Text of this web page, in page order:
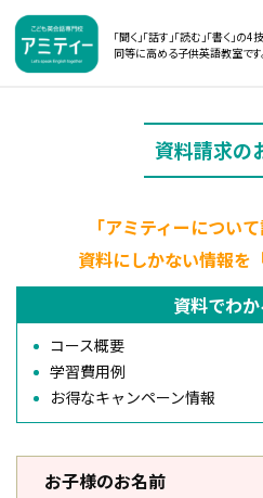
「聞く」「話す」「読む」「書く」の4
同等に高める子供英語教室です
資料請求の
「アミティーについ
資料にしかない情報を
資料でわ
コース概要
学習費用例
お得なキャンペーン情報
お子様のお名前